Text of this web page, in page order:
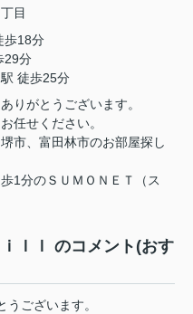
目
歩18分
29分
駅 徒歩25分
りがとうございます。
任せください。
市、富田林市のお部屋探し
1分のＳＵＭＯＮＥＴ（ス
ｌｌ のコメント(おす
ございます。